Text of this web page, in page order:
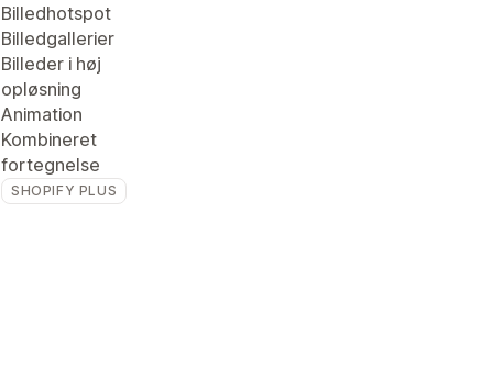
Billedhotspot
Billedgallerier
Billeder i høj
opløsning
Animation
Kombineret
fortegnelse
SHOPIFY PLUS